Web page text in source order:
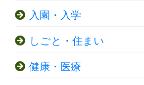
入園・入学
しごと・住まい
健康・医療